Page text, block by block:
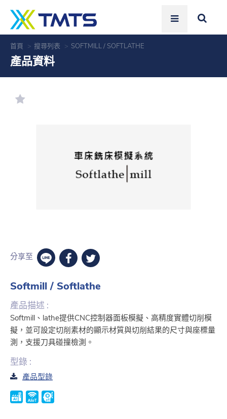
首頁 搜尋列表 SOFTMILL / SOFTLATHE
產品資料
分享至
Softmill / Softlathe
產品描述 :
Softmill、lathe提供CNC控制器面板模擬、高精度實體切削模
擬，並可設定切削素材的顯示材質與切削結果的尺寸與座標量
測，支援刀具碰撞檢測。
型錄 :
產品型錄